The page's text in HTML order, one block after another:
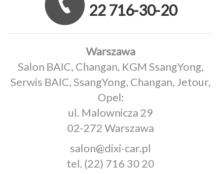
22 716-30-20
Warszawa
Salon BAIC, Changan, KGM SsangYong,
Serwis BAIC, SsangYong, Changan, Jetour,
Opel:
ul. Malownicza 29
02-272 Warszawa
salon@dixi-car.pl
tel. (22) 716 30 20